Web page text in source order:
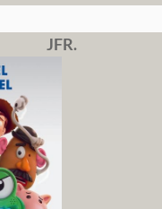
JFR.